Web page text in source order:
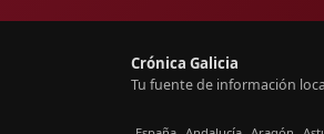
Crónica Galicia
Tu fuente de información